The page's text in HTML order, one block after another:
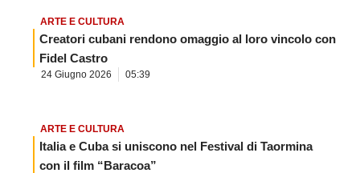
ARTE E CULTURA
Creatori cubani rendono omaggio al loro vincolo con
Fidel Castro
24 Giugno 2026 05:39
ARTE E CULTURA
Italia e Cuba si uniscono nel Festival di Taormina
con il film “Baracoa”